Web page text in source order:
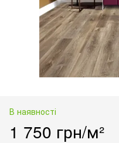
В наявності
1 750 грн/м²